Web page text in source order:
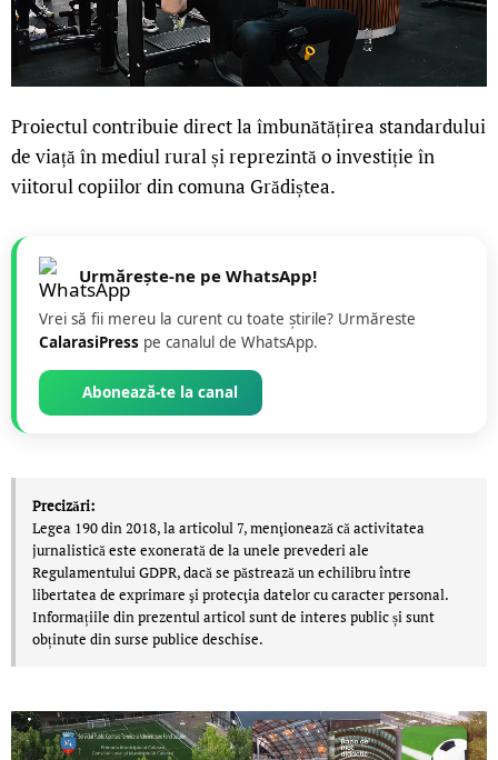
Proiectul contribuie direct la îmbunătățirea standardului
de viață în mediul rural și reprezintă o investiție în
viitorul copiilor din comuna Grădiștea.
Urmărește-ne pe WhatsApp!
Vrei să fii mereu la curent cu toate știrile? Urmăreste
CalarasiPress pe canalul de WhatsApp.
Abonează-te la canal
Precizări:
Legea 190 din 2018, la articolul 7, menţionează că activitatea
jurnalistică este exonerată de la unele prevederi ale
Regulamentului GDPR, dacă se păstrează un echilibru între
libertatea de exprimare şi protecţia datelor cu caracter personal.
Informațiile din prezentul articol sunt de interes public și sunt
obținute din surse publice deschise.